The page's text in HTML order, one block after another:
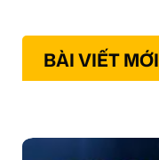
BÀI VIẾT MỚI